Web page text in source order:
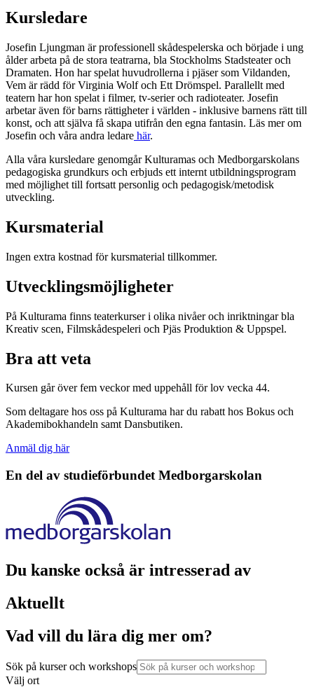
Kursledare
Josefin Ljungman är professionell skådespelerska och började i ung
ålder arbeta på de stora teatrarna, bla Stockholms Stadsteater och
Dramaten. Hon har spelat huvudrollerna i pjäser som Vildanden,
Vem är rädd för Virginia Wolf och Ett Drömspel. Parallellt med
teatern har hon spelat i filmer, tv-serier och radioteater. Josefin
arbetar även för barns rättigheter i världen - inklusive barnens rätt till
konst, och att själva få skapa utifrån den egna fantasin. Läs mer om
Josefin och våra andra ledare här.
Alla våra kursledare genomgår Kulturamas och Medborgarskolans
pedagogiska grundkurs och erbjuds ett internt utbildningsprogram
med möjlighet till fortsatt personlig och pedagogisk/metodisk
utveckling.
Kursmaterial
Ingen extra kostnad för kursmaterial tillkommer.
Utvecklingsmöjligheter
På Kulturama finns teaterkurser i olika nivåer och inriktningar bla
Kreativ scen, Filmskådespeleri och Pjäs Produktion & Uppspel.
Bra att veta
Kursen går över fem veckor med uppehåll för lov vecka 44.
Som deltagare hos oss på Kulturama har du rabatt hos Bokus och
Akademibokhandeln samt Dansbutiken.
Anmäl dig här
En del av studieförbundet Medborgarskolan
Du kanske också är intresserad av
Aktuellt
Vad vill du lära dig mer om?
Sök på kurser och workshops
Välj ort